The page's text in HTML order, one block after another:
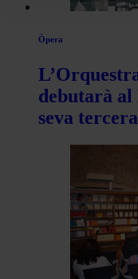
Òpera
debutarà al
seva